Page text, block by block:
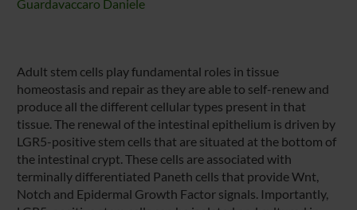
Guardavaccaro Daniele
Adult stem cells play fundamental roles in tissue
homeostasis and repair as they are able to self-renew and
produce all the different cellular types present in that
tissue. The renewal of the intestinal epithelium is driven by
LGR5-positive stem cells that are situated at the bottom of
the intestinal crypt. These cells are associated with
terminally differentiated Paneth cells that provide Wnt,
Notch and Epidermal Growth Factor signals. Importantly,